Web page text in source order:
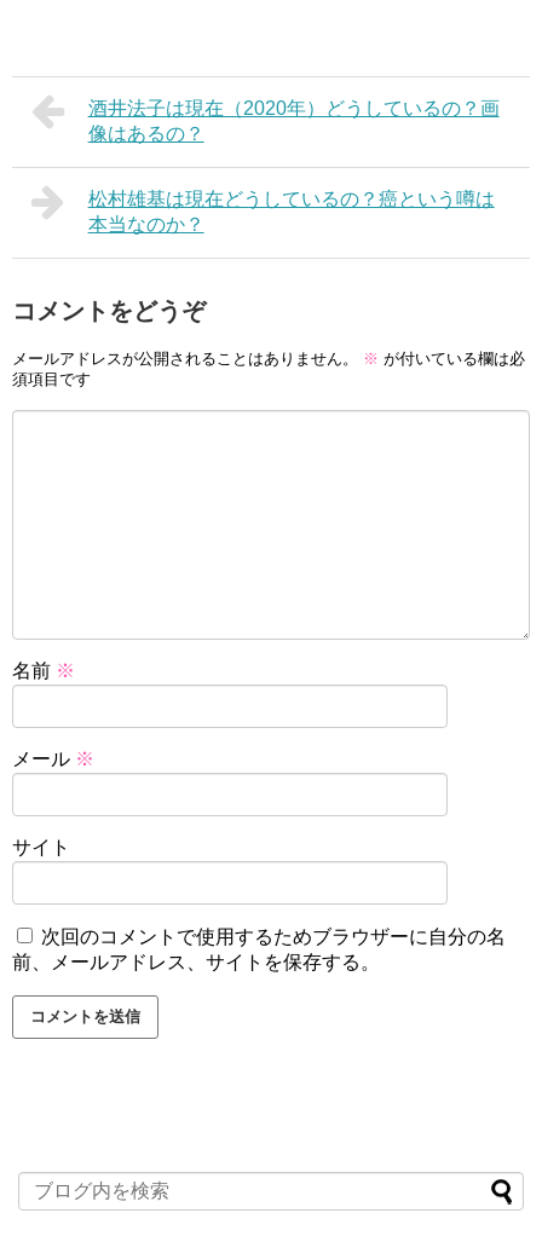
酒井法子は現在（2020年）どうしているの？画
像はあるの？
松村雄基は現在どうしているの？癌という噂は
本当なのか？
コメントをどうぞ
メールアドレスが公開されることはありません。 ※ が付いている欄は必
須項目です
名前 ※
メール ※
サイト
次回のコメントで使用するためブラウザーに自分の名
前、メールアドレス、サイトを保存する。